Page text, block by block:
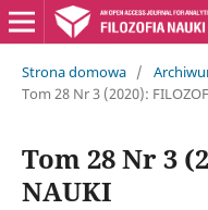
Strona domowa /
Tom 28 Nr 3 (2020):
Tom 28 Nr 3
NAUKI